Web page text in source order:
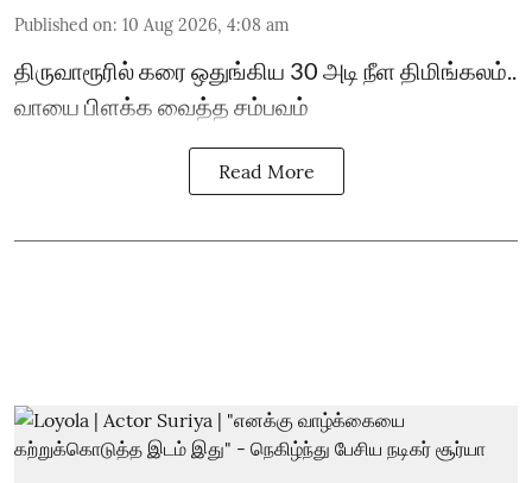
Published on: 10 Aug 2026, 4:08 am
திருவாரூரில் கரை ஒதுங்கிய 30 அடி நீள திமிங்கலம்..
வாயை பிளக்க வைத்த சம்பவம்
Read More